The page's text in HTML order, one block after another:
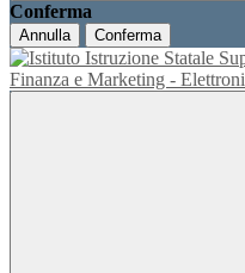
Conferma
Annulla Conferma
Finanza e Marketing -